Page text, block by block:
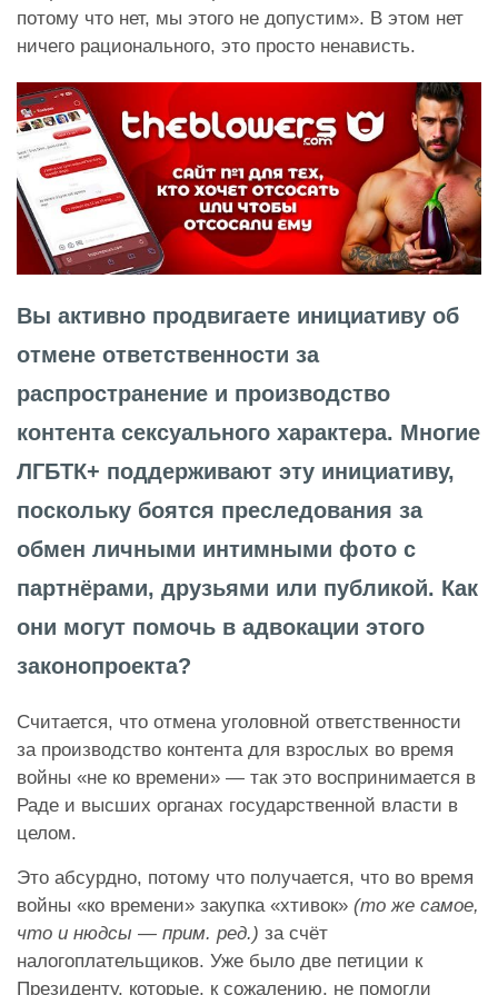
потому что нет, мы этого не допустим». В этом нет
ничего рационального, это просто ненависть.
Вы активно продвигаете инициативу об
отмене ответственности за
распространение и производство
контента сексуального характера. Многие
ЛГБТК+ поддерживают эту инициативу,
поскольку боятся преследования за
обмен личными интимными фото с
партнёрами, друзьями или публикой. Как
они могут помочь в адвокации этого
законопроекта?
Считается, что отмена уголовной ответственности
за производство контента для взрослых во время
войны «не ко времени» — так это воспринимается в
Раде и высших органах государственной власти в
целом.
Это абсурдно, потому что получается, что во время
войны «ко времени» закупка «хтивок» (то же самое,
что и нюдсы — прим. ред.) за счёт
налогоплательщиков. Уже было две петиции к
Президенту, которые, к сожалению, не помогли